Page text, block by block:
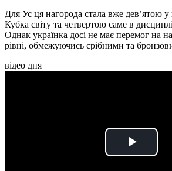
Для Ус ця нагорода стала вже дев’ятою у
Кубка світу та четвертою саме в
Однак українка досі не має перемог на
рівні, обмежуючись срібними та
відео дня
Play